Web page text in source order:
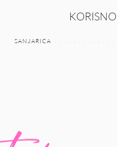
KORISNO
SANJARICA